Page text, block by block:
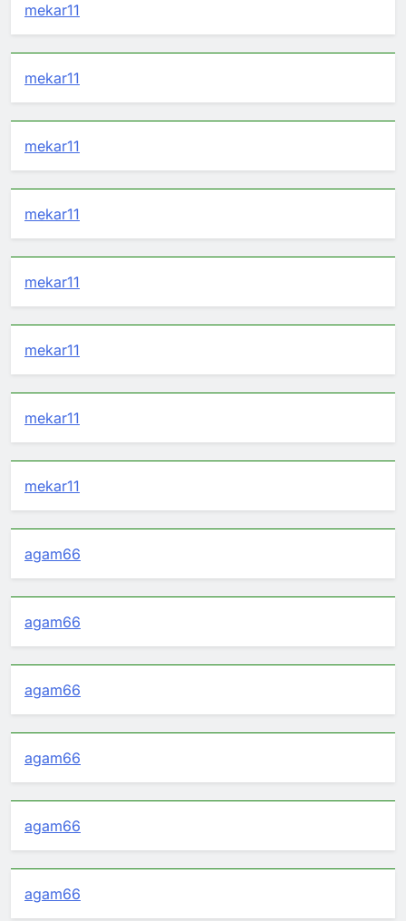
mekar11
mekar11
mekar11
mekar11
mekar11
mekar11
mekar11
mekar11
agam66
agam66
agam66
agam66
agam66
agam66